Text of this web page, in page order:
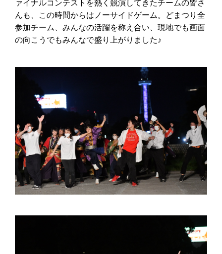
ァイナルコンテストを熱く競演してきたチームの皆さ
んも、この時間からはノーサイドゲーム。どまつり全
参加チーム、みんなの活躍を称え合い、現地でも画面
の向こうでもみんなで盛り上がりました♪